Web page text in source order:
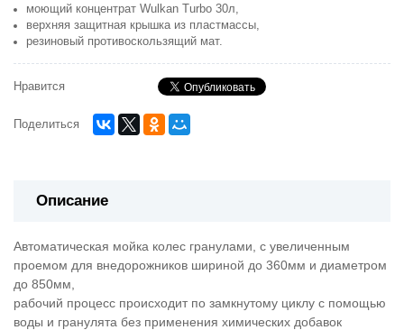
моющий концентрат Wulkan Turbo 30л,
верхняя защитная крышка из пластмассы,
резиновый противоскользящий мат.
Нравится
Поделиться
Описание
Автоматическая мойка колес гранулами, с увеличенным
проемом для внедорожников шириной до 360мм и диаметром
до 850мм,
рабочий процесс происходит по замкнутому циклу с помощью
воды и гранулята без применения химических добавок